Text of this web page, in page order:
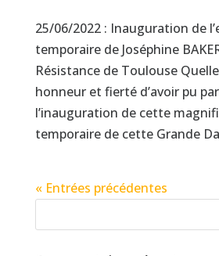
25/06/2022 : Inauguration de
temporaire de Joséphine
Résistance de Toulouse
honneur et fierté d’avoir pu
l’inauguration de cette
temporaire de cette Grande
« Entrées précédentes